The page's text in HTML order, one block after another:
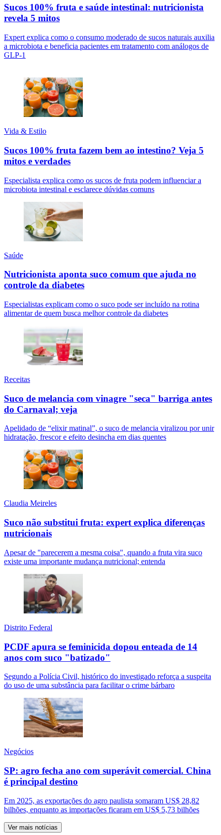
Sucos 100% fruta e saúde intestinal: nutricionista
revela 5 mitos
Expert explica como o consumo moderado de sucos naturais auxilia
a microbiota e beneficia pacientes em tratamento com análogos de
GLP-1
Vida & Estilo
Sucos 100% fruta fazem bem ao intestino? Veja 5
mitos e verdades
Especialista explica como os sucos de fruta podem influenciar a
microbiota intestinal e esclarece dúvidas comuns
Saúde
Nutricionista aponta suco comum que ajuda no
controle da diabetes
Especialistas explicam como o suco pode ser incluído na rotina
alimentar de quem busca melhor controle da diabetes
Receitas
Suco de melancia com vinagre "seca" barriga antes
do Carnaval; veja
Apelidado de “elixir matinal”, o suco de melancia viralizou por unir
hidratação, frescor e efeito desincha em dias quentes
Claudia Meireles
Suco não substitui fruta: expert explica diferenças
nutricionais
Apesar de "parecerem a mesma coisa", quando a fruta vira suco
existe uma importante mudança nutricional; entenda
Distrito Federal
PCDF apura se feminicida dopou enteada de 14
anos com suco "batizado"
Segundo a Polícia Civil, histórico do investigado reforça a suspeita
do uso de uma substância para facilitar o crime bárbaro
Negócios
SP: agro fecha ano com superávit comercial. China
é principal destino
Em 2025, as exportações do agro paulista somaram US$ 28,82
bilhões, enquanto as importações ficaram em US$ 5,73 bilhões
Ver mais notícias